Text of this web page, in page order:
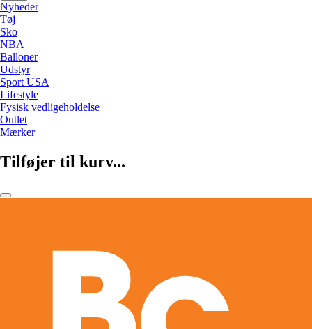
Nyheder
Tøj
Sko
NBA
Balloner
Udstyr
Sport USA
Lifestyle
Fysisk vedligeholdelse
Outlet
Mærker
Tilføjer til kurv...